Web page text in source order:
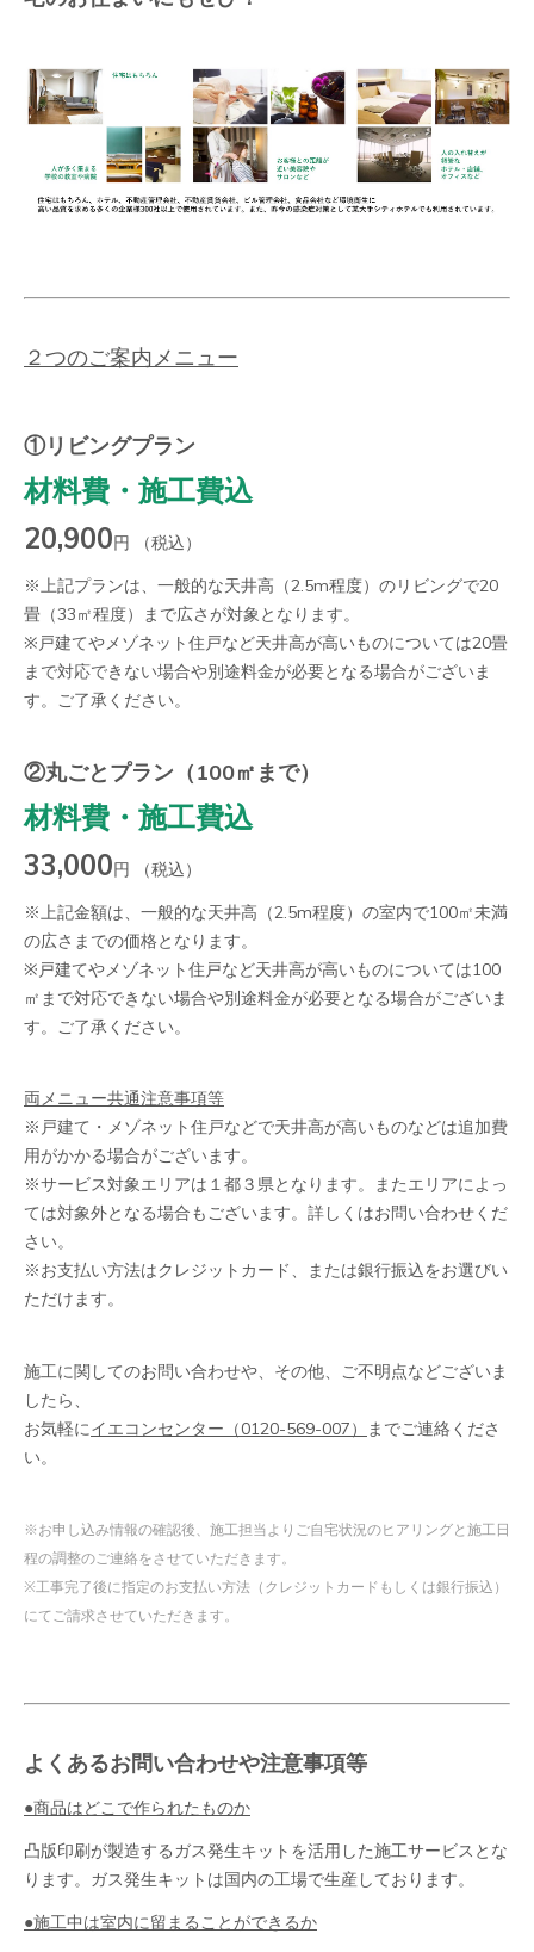
２つのご案内メニュー
①リビングプラン
材料費・施工費込
20,900円 （税込）
※上記プランは、一般的な天井高（2.5m程度）のリビングで20
畳（33㎡程度）まで広さが対象となります。
※戸建てやメゾネット住戸など天井高が高いものについては20畳
まで対応できない場合や別途料金が必要となる場合がございま
す。ご了承ください。
②丸ごとプラン（100㎡まで）
材料費・施工費込
33,000円 （税込）
※上記金額は、一般的な天井高（2.5m程度）の室内で100㎡未満
の広さまでの価格となります。
※戸建てやメゾネット住戸など天井高が高いものについては100
㎡まで対応できない場合や別途料金が必要となる場合がございま
す。ご了承ください。
両メニュー共通注意事項等
※戸建て・メゾネット住戸などで天井高が高いものなどは追加費
用がかかる場合がございます。
※サービス対象エリアは１都３県となります。またエリアによっ
ては対象外となる場合もございます。詳しくはお問い合わせくだ
さい。
※お支払い方法はクレジットカード、または銀行振込をお選びい
ただけます。
施工に関してのお問い合わせや、その他、ご不明点などございま
したら、
お気軽にイエコンセンター（0120-569-007）
までご連絡くださ
い。
※お申し込み情報の確認後、施工担当よりご自宅状況のヒアリングと施工日
程の調整のご連絡をさせていただきます。
※工事完了後に指定のお支払い方法（クレジットカードもしくは銀行振込）
にてご請求させていただきます。
よくあるお問い合わせや注意事項等
●商品はどこで作られたものか
凸版印刷が製造するガス発生キットを活用した施工サービスとな
ります。ガス発生キットは国内の工場で生産しております。
●施工中は室内に留まることができるか